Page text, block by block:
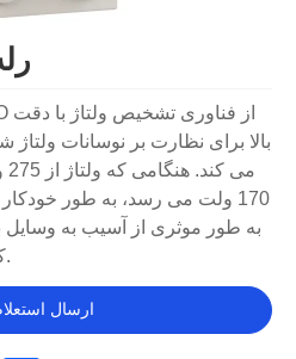
بالا برای نظارت بر نوسانات
170 ولت می رسد، به طور
به طور موثری از آسیب به وسایل
کمبود ولتاژ جلوگیری می کند.
ارسال